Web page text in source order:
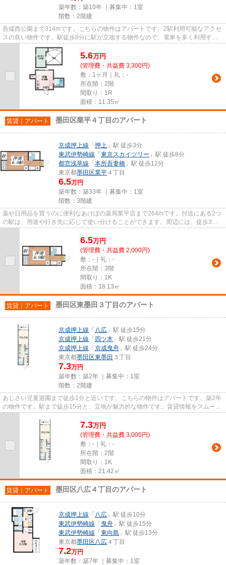
築年数：築10年 ｜募集中： 1室
階数：2階建
吾嬬西公園まで314mです。こちらの物件はアパートです。2駅利用可能なアクセ
スの良い物件です。駅徒歩8分に駅が立地する物件なので、電車を多く利用する
方にとって便利です。墨田区エ...
5.6万円
(管理費・共益費 3,300円)
敷：1ヶ月｜礼：-
所在階：2階
間取り：1R
面積：11.35㎡
賃貸｜アパート 墨田区業平４丁目のアパート
京成押上線 「 押上 」駅 徒歩3分
東武伊勢崎線 「 東京スカイツリー 」駅 徒歩8分
都営浅草線 「 本所吾妻橋 」駅 徒歩12分
東京都墨田区業平 ４丁目
6.5万円
築年数：築33年 ｜募集中： 1室
階数：3階建
薬や日用品を買うのに便利なあけぼの薬局業平店まで264mです。付近にある2つ
の駅は、用途や行き先に応じて使い分けることができます。周辺には、徒歩3分
6.5万円
(管理費・共益費 2,000円)
敷：-｜礼：-
所在階：3階
間取り：1K
面積：18.13㎡
賃貸｜アパート 墨田区東墨田３丁目のアパート
京成押上線 「 八広 」駅 徒歩15分
京成押上線 「 四ツ木 」駅 徒歩21分
京成押上線 「 京成曳舟 」駅 徒歩24分
東京都墨田区東墨田 ３丁目
7.3万円
築年数：築2年 ｜募集中： 1室
階数：2階建
あじさい児童遊園まで徒歩1分と近いです。こちらの物件はアパートです。築2年
の物件です。駅まで徒歩15分と、立地が魅力的な物件です。賃貸情報をスムーズ
7.3万円
(管理費・共益費 3,000円)
敷：-｜礼：-
所在階：2階
間取り：1K
面積：21.42㎡
賃貸｜アパート 墨田区八広４丁目のアパート
京成押上線 「 八広 」駅 徒歩10分
東武伊勢崎線 「 曳舟 」駅 徒歩15分
東武伊勢崎線 「 東向島 」駅 徒歩13分
東京都墨田区八広 ４丁目
7.2万円
築年数：築7年 ｜募集中： 1室